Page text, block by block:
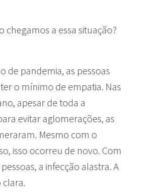
chegamos a essa situação?
de pandemia, as pessoas
o mínimo de empatia. Nas
apesar de toda a
evitar aglomerações, as
Mesmo com o
isso ocorreu de novo. Com
a infecção alastra. A
clara.